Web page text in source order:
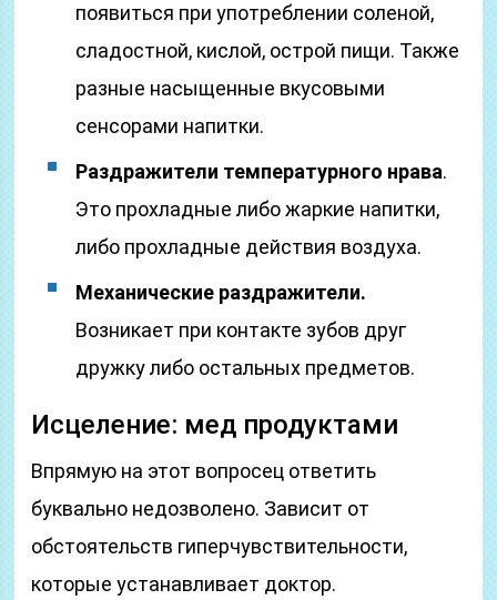
появиться при употреблении соленой,
сладостной, кислой, острой пищи. Также
разные насыщенные вкусовыми
сенсорами напитки.
Раздражители температурного нрава.
Это прохладные либо жаркие напитки,
либо прохладные действия воздуха.
Механические раздражители.
Возникает при контакте зубов друг
дружку либо остальных предметов.
Исцеление: мед продуктами
Впрямую на этот вопросец ответить
буквально недозволено. Зависит от
обстоятельств гиперчувствительности,
которые устанавливает доктор.